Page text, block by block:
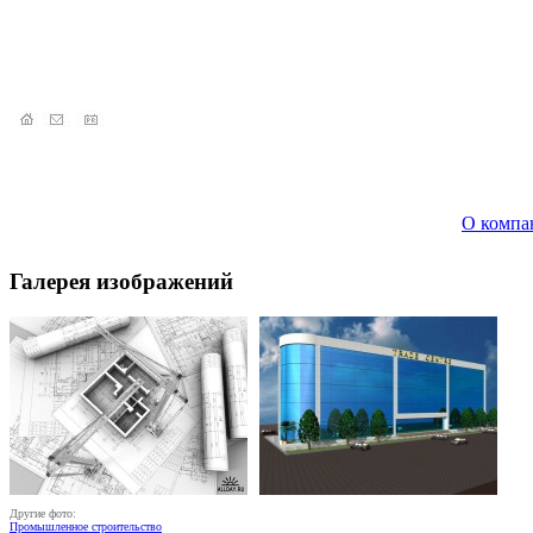
О
Галерея изображений
Другие фото:
Промышленное строительство